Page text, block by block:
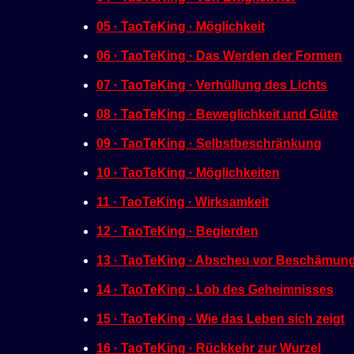
05 · TaoTeKing · Möglichkeit
06 · TaoTeKing · Das Werden der Formen
07 · TaoTeKing · Verhüllung des Lichts
08 · TaoTeKing · Beweglichkeit und Güte
09 · TaoTeKing · Selbstbeschränkung
10 · TaoTeKing · Möglichkeiten
11 · TaoTeKing · Wirksamkeit
12 · TaoTeKing · Begierden
13 · TaoTeKing · Abscheu vor
14 · TaoTeKing · Lob des Geheimnisses
15 · TaoTeKing · Wie das Leben sich zeigt
16 · TaoTeKing · Rückkehr zur Wurzel